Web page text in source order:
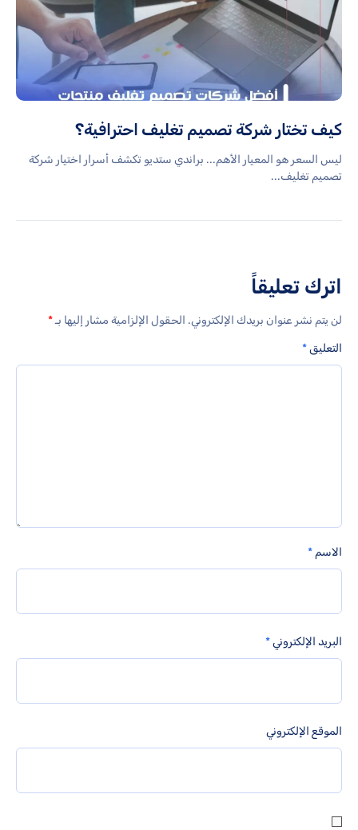
كيف تختار شركة تصميم تغليف احترافية؟
ليس السعر هو المعيار الأهم... براندي ستديو تكشف أسرار اختيار شركة
تصميم تغليف...
اترك تعليقاً
لن يتم نشر عنوان بريدك الإلكتروني. الحقول الإلزامية مشار إليها بـ*
التعليق*
الاسم *
البريد الإلكتروني*
الموقع الإلكتروني